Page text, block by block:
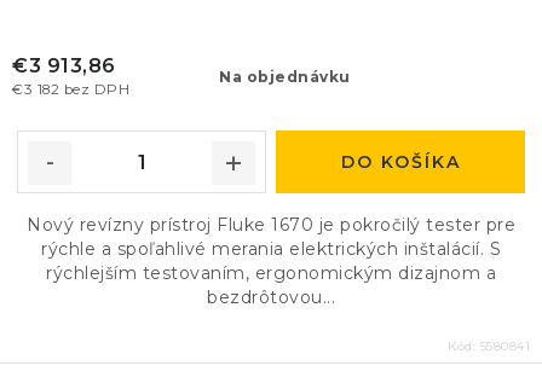
Na objednávku
€3 182 bez DPH
€3 913,86
DO KOŠÍKA
Nový revízny prístroj Fluke 1670 je pokročilý tester pre
rýchle a spoľahlivé merania elektrických inštalácií. S
rýchlejším testovaním, ergonomickým dizajnom a
bezdrôtovou...
Kód: 5580841